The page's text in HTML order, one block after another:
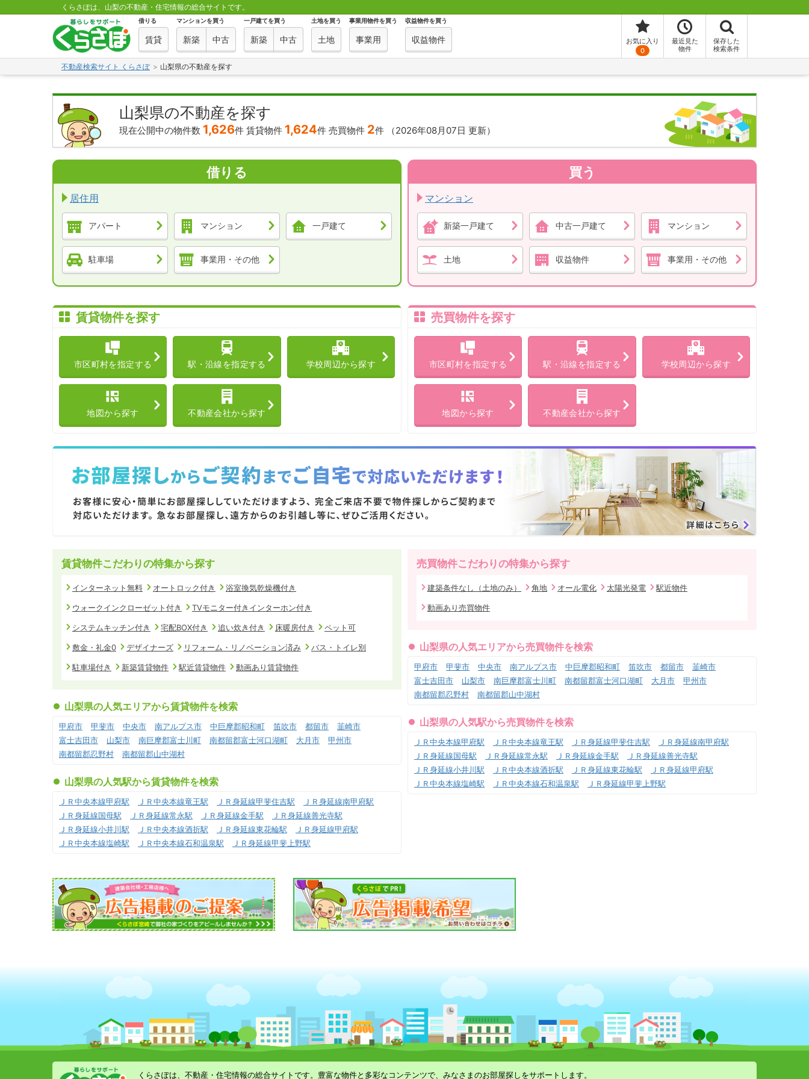
くらさぽは、山梨の不動産・住宅情報の総合サイトです。
借りる
賃貸
マンションを買う
新築 中古
一戸建てを買う
新築 中古
土地を買う
土地
事業用物件を買う
事業用
収益物件を買う
収益物件
お気に入り
0
最近見た
物件
保存した
検索条件
不動産検索サイト くらさぽ 山梨県の不動産を探す
山梨県の不動産を探す
現在公開中の物件数 1,626件 賃貸物件 1,624件 売買物件 2件 （2026年08月07日 更新）
借りる
居住用
アパート マンション 一戸建て
駐車場 事業用・その他
買う
マンション
新築一戸建て 中古一戸建て マンション
土地 収益物件 事業用・その他
賃貸物件を探す
市区町村を指定する 駅・沿線を指定する 学校周辺から探す
地図から探す 不動産会社から探す
売買物件を探す
市区町村を指定する 駅・沿線を指定する 学校周辺から探す
地図から探す 不動産会社から探す
賃貸物件こだわりの特集から探す
インターネット無料 オートロック付き 浴室換気乾燥機付き
ウォークインクローゼット付き TVモニター付きインターホン付き
システムキッチン付き 宅配BOX付き 追い炊き付き 床暖房付き ペット可
敷金・礼金0 デザイナーズ リフォーム・リノベーション済み バス・トイレ別
駐車場付き 新築賃貸物件 駅近賃貸物件 動画あり賃貸物件
山梨県の人気エリアから賃貸物件を検索
甲府市 甲斐市 中央市 南アルプス市 中巨摩郡昭和町 笛吹市 都留市
韮崎市
富士吉田市
山梨市 南巨摩郡富士川町 南都留郡富士河口湖町 大月市
甲州市
南都留郡忍野村
南都留郡山中湖村
山梨県の人気駅から賃貸物件を検索
ＪＲ中央本線甲府駅 ＪＲ中央本線竜王駅 ＪＲ身延線甲斐住吉駅
ＪＲ身延線南甲府駅
ＪＲ身延線国母駅
ＪＲ身延線常永駅 ＪＲ身延線金手駅
ＪＲ身延線善光寺駅
ＪＲ身延線小井川駅
ＪＲ中央本線酒折駅 ＪＲ身延線東花輪駅
ＪＲ身延線甲府駅
ＪＲ中央本線塩崎駅
ＪＲ中央本線石和温泉駅 ＪＲ身延線甲斐上野駅
売買物件こだわりの特集から探す
建築条件なし（土地のみ） 角地 オール電化 太陽光発電 駅近物件
動画あり売買物件
山梨県の人気エリアから売買物件を検索
甲府市 甲斐市 中央市 南アルプス市 中巨摩郡昭和町 笛吹市 都留市
韮崎市
富士吉田市
山梨市 南巨摩郡富士川町 南都留郡富士河口湖町 大月市
甲州市
南都留郡忍野村
南都留郡山中湖村
山梨県の人気駅から売買物件を検索
ＪＲ中央本線甲府駅 ＪＲ中央本線竜王駅 ＪＲ身延線甲斐住吉駅
ＪＲ身延線南甲府駅
ＪＲ身延線国母駅
ＪＲ身延線常永駅 ＪＲ身延線金手駅
ＪＲ身延線善光寺駅
ＪＲ身延線小井川駅
ＪＲ中央本線酒折駅 ＪＲ身延線東花輪駅
ＪＲ身延線甲府駅
ＪＲ中央本線塩崎駅
ＪＲ中央本線石和温泉駅 ＪＲ身延線甲斐上野駅
くらさぽは、不動産・住宅情報の総合サイトです。豊富な物件と多彩なコンテンツで、みなさまのお部屋探しをサポートします。